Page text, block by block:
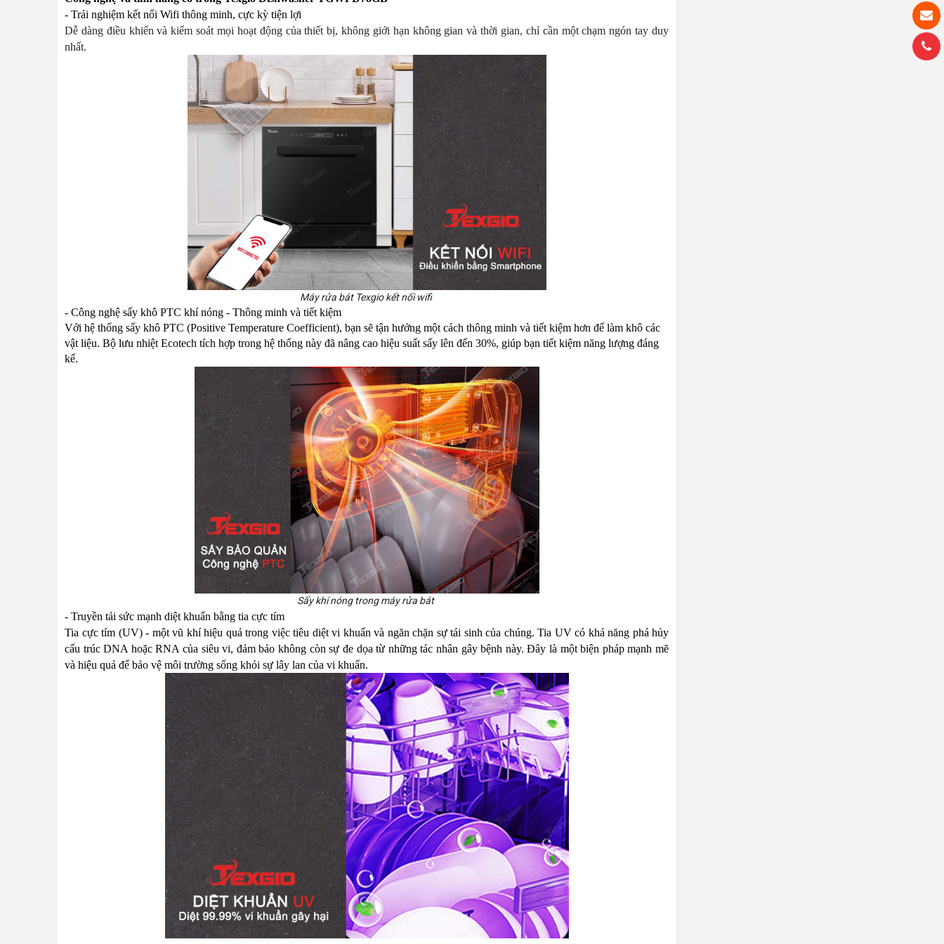
- Trải nghiệm kết nối Wifi thông minh, cực kỳ tiện lợi
Dễ dàng điều khiển và kiểm soát mọi hoạt động của thiết bị, không giới hạn không gian và thời gian, chỉ cần một chạm ngón tay duy
nhất.
Máy rửa bát Texgio kết nối wifi
- Công nghệ sấy khô PTC khí nóng - Thông minh và tiết kiệm
Với hệ thống sấy khô PTC (Positive Temperature Coefficient), bạn sẽ tận hưởng một cách thông minh và tiết kiệm hơn để làm khô các
vật liệu. Bộ lưu nhiệt Ecotech tích hợp trong hệ thống này đã nâng cao hiệu suất sấy lên đến 30%, giúp bạn tiết kiệm năng lượng đáng
kể.
Sấy khí nóng trong máy rửa bát
- Truyền tải sức mạnh diệt khuẩn bằng tia cực tím
Tia cực tím (UV) - một vũ khí hiệu quả trong việc tiêu diệt vi khuẩn và ngăn chặn sự tái sinh của chúng. Tia UV có khả năng phá hủy
cấu trúc DNA hoặc RNA của siêu vi, đảm bảo không còn sự đe dọa từ những tác nhân gây bệnh này. Đây là một biện pháp mạnh mẽ
và hiệu quả để bảo vệ môi trường sống khỏi sự lây lan của vi khuẩn.